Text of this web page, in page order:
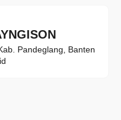
Pandeglang, Banten